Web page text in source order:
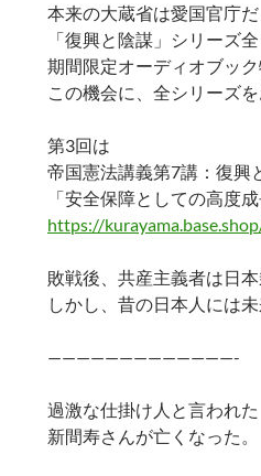
本来の大蔵省は愛国官庁だ
「復興と陰謀」シリーズ
期間限定オーディオブック
この機会に、全シリーズを
第3回は
帝国憲法講義第7講：復興
「安全保障としての高度成
https://
敗戦後、共産主義者は日本
しかし、昔の日本人には
—————————————-
過激な仕掛け人と言われた
新間寿さんが亡くなった。